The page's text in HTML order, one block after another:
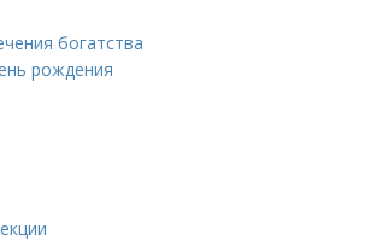
богатства
рождения